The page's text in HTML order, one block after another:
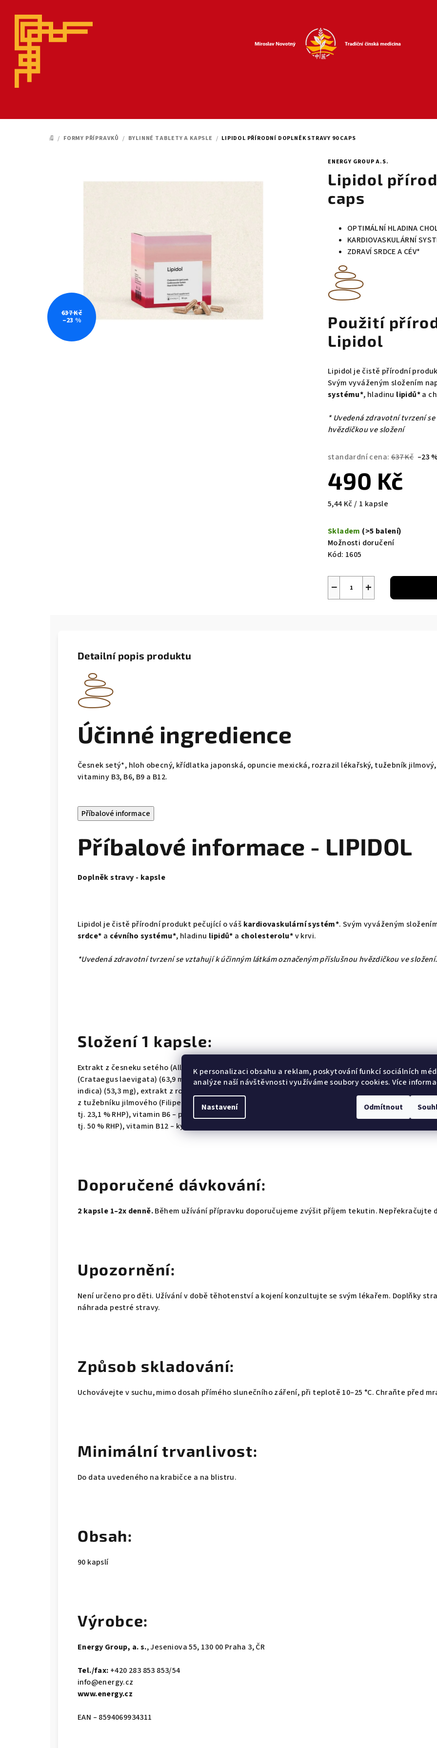
K personalizaci obsahu a reklam, poskytování funkcí sociálních
analýze naší návštěvnosti využíváme soubory cookies. Více
Nastavení Odmítnout
DOMŮ
/ FORMY PŘÍPRAVKŮ / BYLINNÉ TABLETY A KAPSLE / LIPIDOL PŘÍRODNÍ DOPLNĚK STRAVY 90 CAPS
ENERGY GROUP A.S.
Lipidol
caps
OPTIMÁLNÍ HLADINA
KARDIOVASKULÁRNÍ
ZDRAVÍ SRDCE A CÉV*
Použití
Lipidol
Lipidol je čistě přírodní
Svým vyváženým složením
systému*, hladinu lipidů*a
* Uvedená zdravotní tvrzení
hvězdičkou ve složení
standardní cena: 637 Kč –23
490 Kč
Měrná
5,44 Kč / 1 kapsle
Skladem (>5 balení)
Možnosti doručení
Kód: 1605
+
−
637 Kč
–23 %
Detailní popis produktu
Účinné ingredience
Česnek setý*, hloh obecný, křídlatka japonská, opuncie mexická, rozrazil lékařský, tužebník
vitaminy B3, B6, B9 a B12.
Příbalové informace
Příbalové informace - LIPIDOL
Doplněk stravy - kapsle
Lipidol je čistě přírodní produkt pečující o váš kardiovaskulární systém*. Svým vyváženým
srdce* a cévního systému*, hladinu lipidů* a cholesterolu*v krvi.
*Uvedená zdravotní tvrzení se vztahují k účinným látkám označeným příslušnou hvězdičkou ve složení.
Složení 1 kapsle:
Extrakt z česneku setého (Allium sativum) (133,2 mg)*, rostlinná kapsle (HPMC), slunečnicový
(Crataegus laevigata) (63,9 mg), extrakt z křídlatky japonské (Reynoutria japonica) (53,3 mg),
indica) (53,3 mg), extrakt z rozrazilu lékařského (Veronica officinalis) (48 mg), stabilizátor –
z tužebníku jilmového (Filipendula ulmaria) (26,6 mg), stabilizátor – hořečnaté soli mastných
tj. 23,1 % RHP), vitamin B6 – pyridoxin-hydrochlorid (0,6 mg, tj. 42,9 % RHP), kyselina listová –
tj. 50 % RHP), vitamin B12 – kyanokobalamin (0,5 μg, tj. 20 % RHP).
Doporučené dávkování:
2 kapsle 1–2x denně.Během užívání přípravku doporučujeme zvýšit příjem tekutin. Nepřekračujte
Upozornění:
Není určeno pro děti. Užívání v době těhotenství a kojení konzultujte se svým lékařem. Doplňky
náhrada pestré stravy.
Způsob skladování:
Uchovávejte v suchu, mimo dosah přímého slunečního záření, při teplotě 10–25 °C. Chraňte před
Minimální trvanlivost:
Do data uvedeného na krabičce a na blistru.
Obsah:
90 kapslí
Výrobce:
Energy Group, a. s., Jeseniova 55, 130 00 Praha 3, ČR
Tel./fax: +420 283 853 853/54
info@energy.cz
www.energy.cz
EAN – 8594069934311